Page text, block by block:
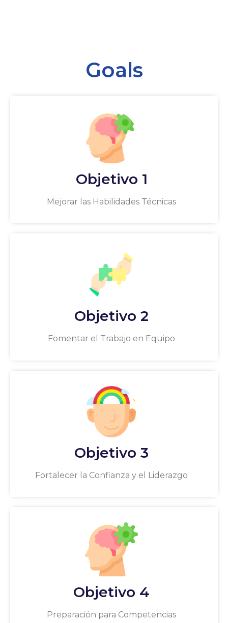
Goals
Objetivo 1
Mejorar las Habilidades Técnicas
Objetivo 2
Fomentar el Trabajo en Equipo
Objetivo 3
Fortalecer la Confianza y el Liderazgo
Objetivo 4
Preparación para Competencias